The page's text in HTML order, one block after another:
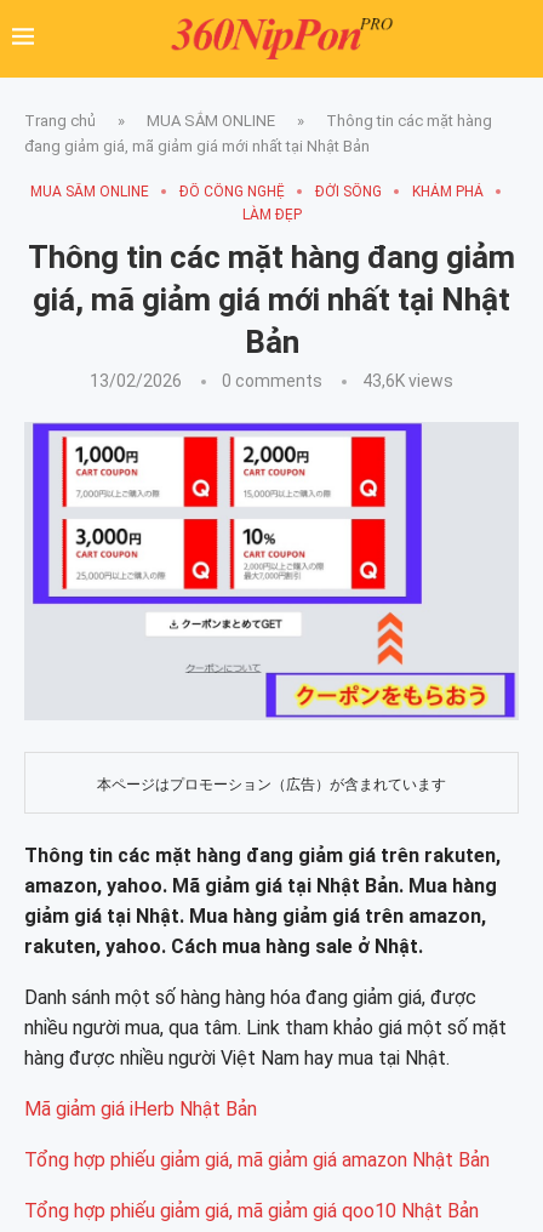
Trang chủ » MUA SẮM ONLINE »
Thông tin các mặt hàng
đang giảm giá, mã giảm giá mới nhất tại Nhật Bản
MUA SẮM ONLINE ĐỒ CÔNG NGHỆ ĐỜI SỐNG
KHÁM PHÁ
LÀM ĐẸP
Thông tin các mặt hàng đang giảm
giá, mã giảm giá mới nhất tại Nhật
Bản
13/02/2026 0 comments 43,6Kviews
本ページはプロモーション（広告）が含まれています
Thông tin các mặt hàng đang giảm giá trên rakuten,
amazon, yahoo. Mã giảm giá tại Nhật Bản. Mua hàng
giảm giá tại Nhật. Mua hàng giảm giá trên amazon,
rakuten, yahoo. Cách mua hàng sale ở Nhật.
Danh sánh một số hàng hàng hóa đang giảm giá, được
nhiều người mua, qua tâm. Link tham khảo giá một số mặt
hàng được nhiều người Việt Nam hay mua tại Nhật.
Mã giảm giá iHerb Nhật Bản
Tổng hợp phiếu giảm giá, mã giảm giá amazon Nhật Bản
Tổng hợp phiếu giảm giá, mã giảm giá qoo10 Nhật Bản